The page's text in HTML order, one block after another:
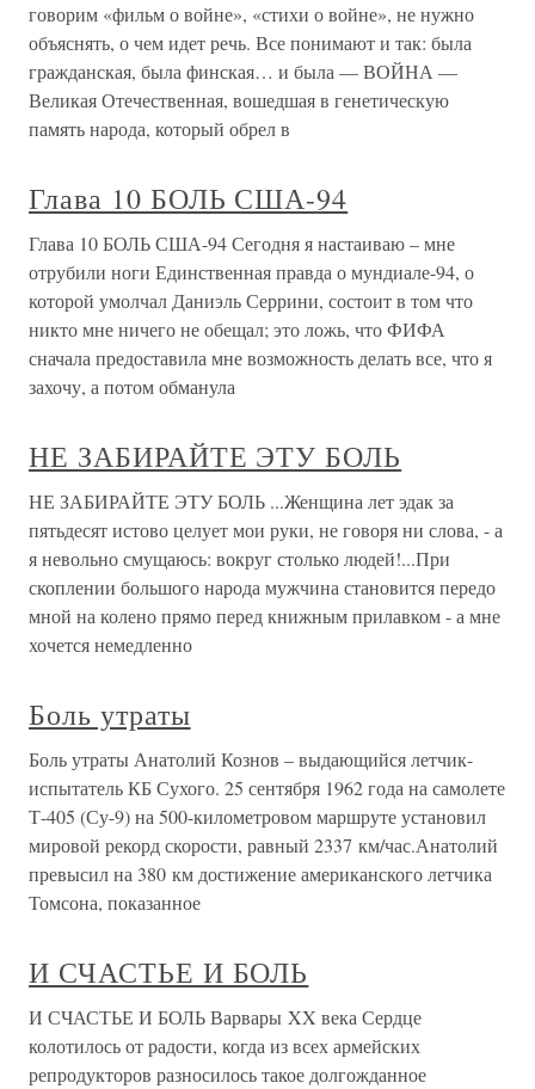
говорим «фильм о войне», «стихи о войне», не нужно
объяснять, о чем идет речь. Все понимают и так: была
гражданская, была финская… и была — ВОЙНА —
Великая Отечественная, вошедшая в генетическую
память народа, который обрел в
Глава 10 БОЛЬ США-94
Глава 10 БОЛЬ США-94 Сегодня я настаиваю – мне
отрубили ноги Единственная правда о мундиале-94, о
которой умолчал Даниэль Серрини, состоит в том что
никто мне ничего не обещал; это ложь, что ФИФА
сначала предоставила мне возможность делать все, что я
захочу, а потом обманула
НЕ ЗАБИРАЙТЕ ЭТУ БОЛЬ
НЕ ЗАБИРАЙТЕ ЭТУ БОЛЬ ...Женщина лет эдак за
пятьдесят истово целует мои руки, не говоря ни слова, - а
я невольно смущаюсь: вокруг столько людей!...При
скоплении большого народа мужчина становится передо
мной на колено прямо перед книжным прилавком - а мне
хочется немедленно
Боль утраты
Боль утраты Анатолий Кознов – выдающийся летчик-
испытатель КБ Сухого. 25 сентября 1962 года на самолете
Т-405 (Су-9) на 500-километровом маршруте установил
мировой рекорд скорости, равный 2337 км/час.Анатолий
превысил на 380 км достижение американского летчика
Томсона, показанное
И СЧАСТЬЕ И БОЛЬ
И СЧАСТЬЕ И БОЛЬ Варвары XX века Сердце
колотилось от радости, когда из всех армейских
репродукторов разносилось такое долгожданное